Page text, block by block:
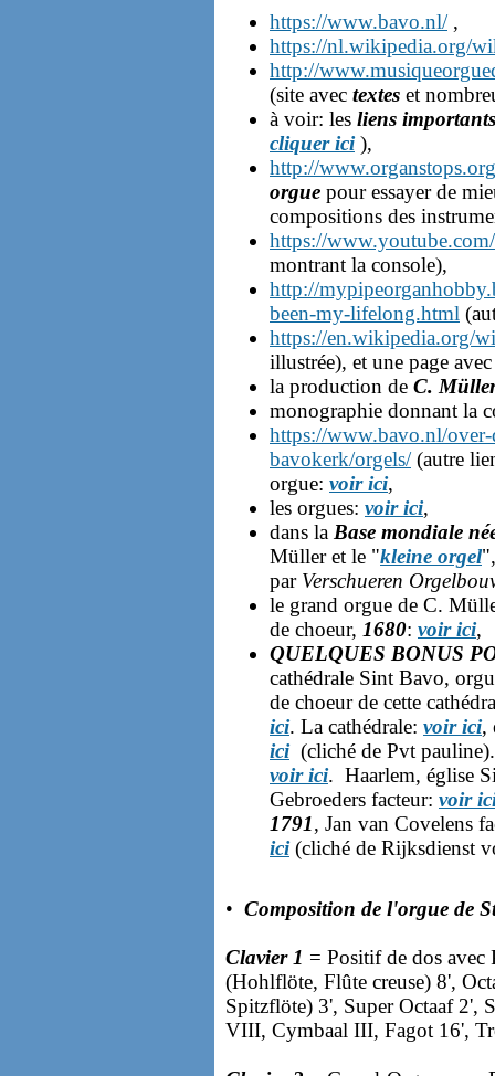
https://www.bavo.nl/,
https://nl.wikipedia.org/
http://
(site avec textes et
à voir: les liens importants
cliquer ici),
http://
orgue pour essayer de
compositions des
https://
montrant la console),
http://
been-my-lifelong.html
https://en.wikipedia.org/
illustrée), et une page
la production de C.
monographie donnant la
https://www.bavo.nl/
bavokerk/orgels/(autre
orgue: voir ici,
les orgues: voir ici,
dans la Base mondiale
Müller et le "kleine orgel
par Verschueren
le grand orgue de C.
de choeur, 1680: voir ici,
QUELQUES BONUS
cathédrale Sint Bavo,
de choeur de cette
ici. La cathédrale: voir ici,
ici(cliché de Pvt
voir ici. Haarlem, église
Gebroeders facteur: voir
1791, Jan van Covelens
ici(cliché de Rijksdienst
• Composition de l'orgue de
Clavier 1 = Positif de dos avec
(Hohlflöte, Flûte creuse) 8',
Spitzflöte) 3', Super Octaaf
VIII, Cymbaal III, Fagot 16',